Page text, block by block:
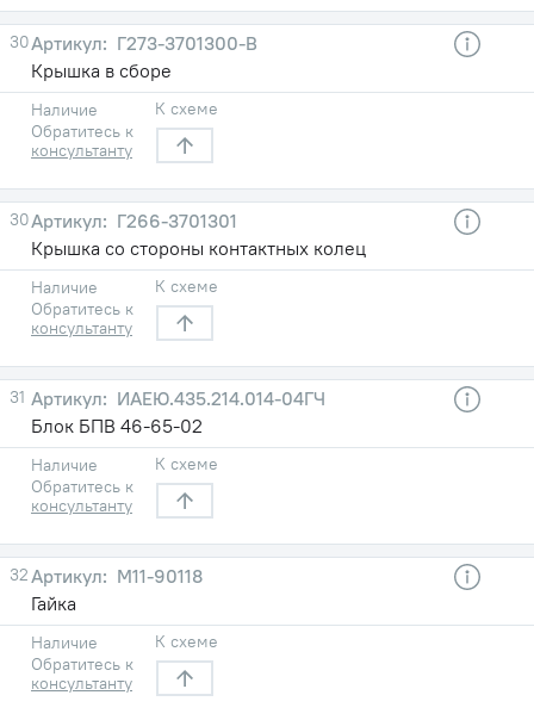
30
Г273-3701300-В
Крышка в сборе
Наличие
Обратитесь к
консультанту
К схеме
30
Г266-3701301
Крышка со стороны контактных колец
Наличие
Обратитесь к
консультанту
К схеме
31
ИАЕЮ.435.214.014-04ГЧ
Блок БПВ 46-65-02
Наличие
Обратитесь к
консультанту
К схеме
32
М11-90118
Гайка
Наличие
Обратитесь к
консультанту
К схеме